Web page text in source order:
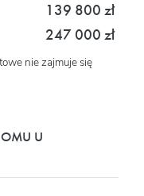
139 800 zł
247 000 zł
nie zajmuje się
U